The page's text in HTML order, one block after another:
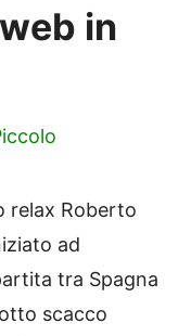
in
relax Roberto
ad
tra Spagna
scacco